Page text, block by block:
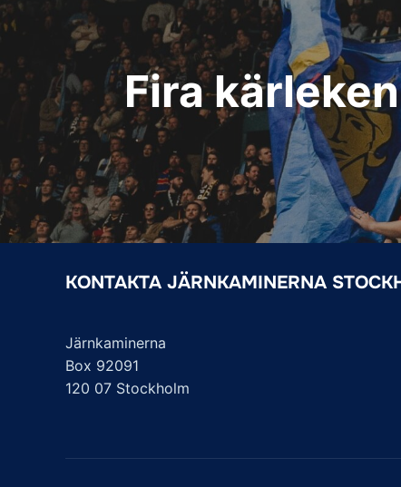
Fira
KONTAKTA JÄRNKAMINERNA
Järnkaminerna
Box 92091
120 07 Stockholm